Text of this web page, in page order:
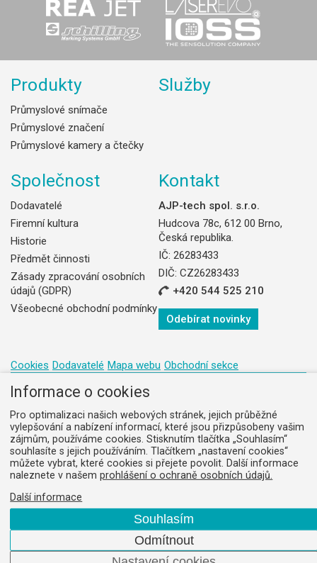
Produkty
Průmyslové snímače
Průmyslové značení
Průmyslové kamery a čtečky
Služby
Společnost
Dodavatelé
Firemní kultura
Historie
Předmět činnosti
Zásady zpracování osobních
údajů (GDPR)
Všeobecné obchodní podmínky
Kontakt
AJP-tech spol. s.r.o.
Hudcova 78c, 612 00 Brno,
Česká republika.
IČ: 26283433
DIČ: CZ26283433
+420 544 525 210
Odebírat novinky
Cookies Dodavatelé Mapa webu Obchodní sekce
Web vytvořiloComerto.
Informace o cookies
Pro optimalizaci našich webových stránek, jejich průběžné
vylepšování a nabízení informací, které jsou přizpůsobeny vašim
zájmům, používáme cookies. Stisknutím tlačítka „Souhlasím“
souhlasíte s jejich používáním. Tlačítkem „nastavení cookies“
můžete vybrat, které cookies si přejete povolit. Další informace
naleznete v našemprohlášení o ochraně osobních údajů.
Další informace
Souhlasím
Odmítnout